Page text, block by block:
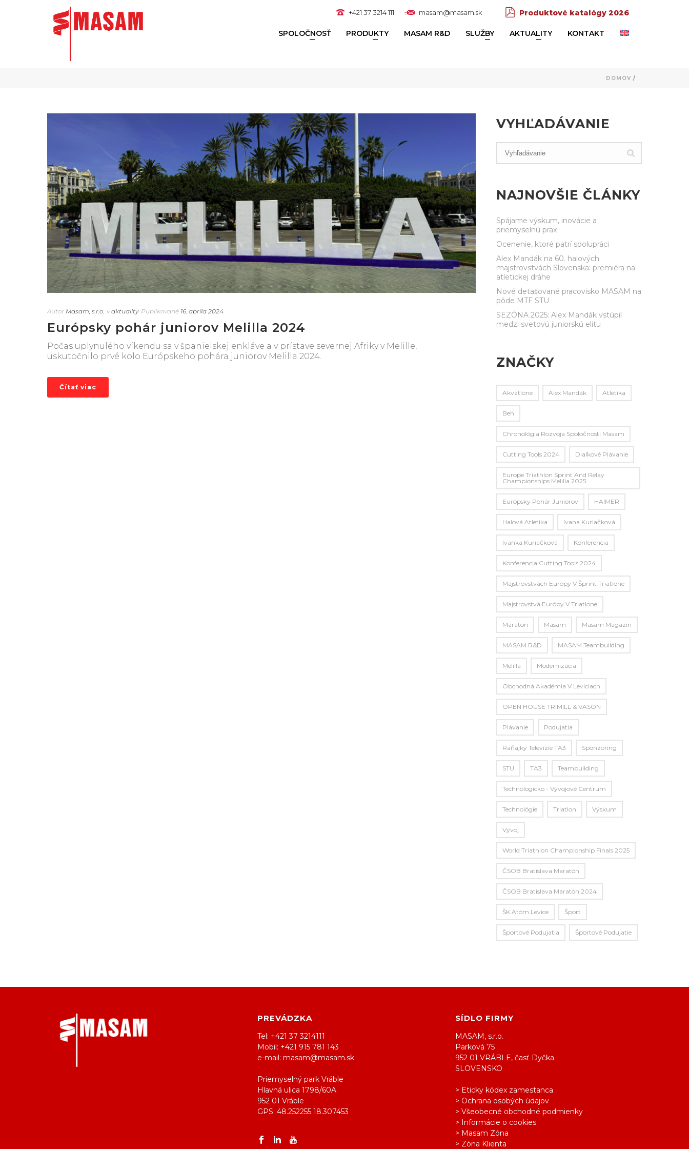
+421 37 3214 111 masam@masam.sk Produktové katalógy 2026
SPOLOČNOSŤ PRODUKTY MASAM R&D SLUŽBY AKTUALITY KONTAKT
DOMOV /
Autor Masam, s.r.o. v aktuality Publikované 16. apríla 2024
Európsky pohár juniorov Melilla 2024
Počas uplynulého víkendu sa v španielskej enkláve a v prístave severnej Afriky v Melille,
uskutočnilo prvé kolo Európskeho pohára juniorov Melilla 2024.
Čítať viac
VYHĽADÁVANIE
NAJNOVŠIE ČLÁNKY
Spájame výskum, inovácie a
priemyselnú prax
Ocenenie, ktoré patrí spolupráci
Alex Mandák na 60. halových
majstrovstvách Slovenska: premiéra na
atletickej dráhe
Nové detašované pracovisko MASAM na
pôde MTF STU
SEZÓNA 2025: Alex Mandák vstúpil
medzi svetovú juniorskú elitu
ZNAČKY
Akvatlone Alex Mandák Atletika
Beh
Chronológia Rozvoja Spoločnosti Masam
Cutting Tools 2024 Diaľkové Plávanie
Europe Triathlon Sprint And Relay
Championships Melilla 2025
Európsky Pohár Juniorov HAIMER
Halová Atletika Ivana Kuriačková
Ivanka Kuriačková Konferencia
Konferencia Cutting Tools 2024
Majstrovstvách Európy V Šprint Triatlone
Majstrovstvá Európy V Triatlone
Maratón Masam Masam Magazín
MASAM R&D MASAM Teambuilding
Melilla Modernizácia
Obchodná Akadémia V Leviciach
OPEN HOUSE TRIMILL & VASON
Plávanie Podujatia
Raňajky Televízie TA3 Sponzoring
STU TA3 Teambuilding
Technologicko - Vývojové Centrum
Technológie Triatlon Výskum
Vývoj
World Triathlon Championship Finals 2025
ČSOB Bratislava Maratón
ČSOB Bratislava Maratón 2024
ŠK Atóm Levice Šport
Športové Podujatia Športové Podujatie
PREVÁDZKA
Tel: +421 37 3214111
Mobil: +421 915 781 143
e-mail: masam@masam.sk
Priemyselný park Vráble
Hlavná ulica 1798/60A
952 01 Vráble
GPS: 48.252255 18.307453
SÍDLO FIRMY
MASAM, s.r.o.
Parková 75
952 01 VRÁBLE, časť Dyčka
SLOVENSKO
> Eticky kódex zamestanca
> Ochrana osobých údajov
> Všeobecné obchodné podmienky
> Informácie o cookies
> Masam Zóna
> Zóna Klienta